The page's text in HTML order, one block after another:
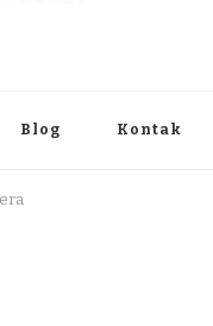
Blog Kontak